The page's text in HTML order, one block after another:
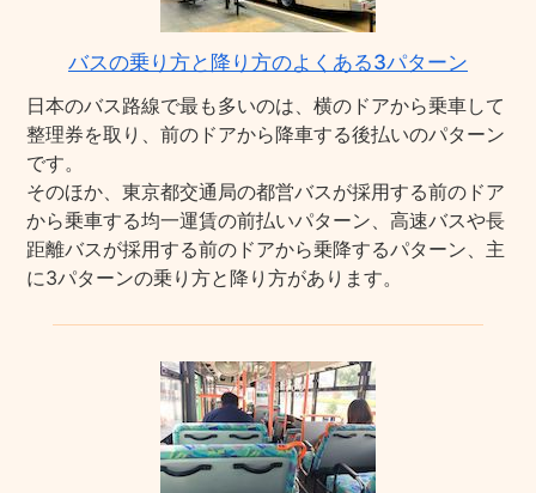
バスの乗り方と降り方のよくある3パターン
日本のバス路線で最も多いのは、横のドアから乗車して
整理券を取り、前のドアから降車する後払いのパターン
です。
そのほか、東京都交通局の都営バスが採用する前のドア
から乗車する均一運賃の前払いパターン、高速バスや長
距離バスが採用する前のドアから乗降するパターン、主
に3パターンの乗り方と降り方があります。